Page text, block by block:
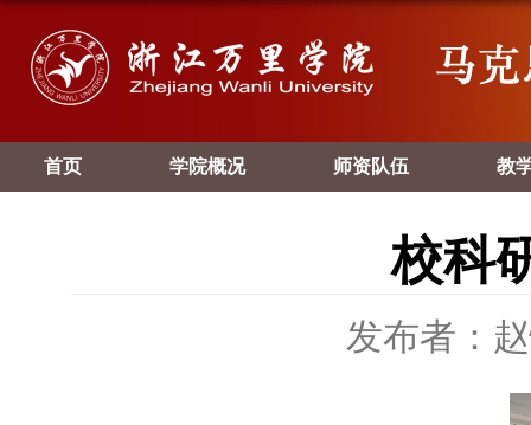
首页 学院概况 师资队伍 教
校科
发布者：